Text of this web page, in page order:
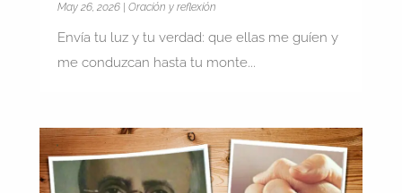
May 26, 2026| Oración y reflexión
Envía tu luz y tu verdad: que ellas me guíen y
me conduzcan hasta tu monte...